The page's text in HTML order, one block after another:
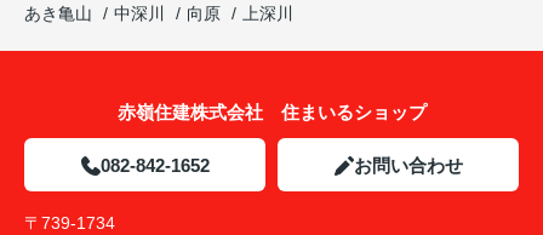
あき亀山
中深川 向原 上深川
赤嶺住建株式会社 住まいるショップ
082-842-1652 お問い合わせ
〒739-1734